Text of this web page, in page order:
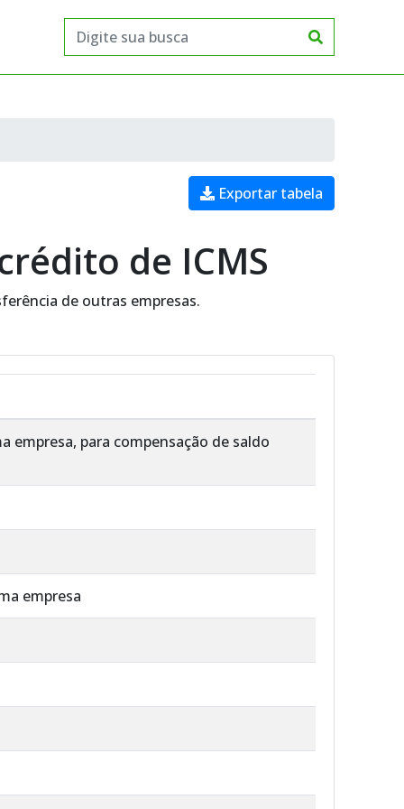
Exportar tabela
de ICMS
de outras empresas.
empresa, para compensação de saldo
empresa